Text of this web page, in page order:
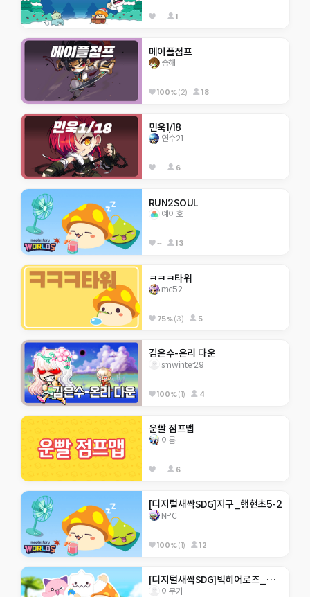
-- 1
메이플점프
승해
100%(2) 18
민욱1/18
연수21
-- 6
RUN2SOUL
예이호
-- 13
ㅋㅋㅋ타워
mc52
75%(3) 5
김은수-온리 다운
smwinter29
100%(1) 4
운빨 점프맵
이름
-- 6
[디지털새싹SDG]지구_행현초5-2
NPC
100%(1) 12
[디지털새싹SDG]빅히어로즈_제주한라대_310호_미래에서 온 점프맵
이무기